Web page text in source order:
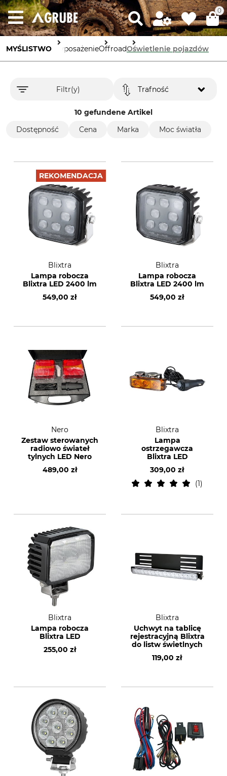
0
MYŚLISTWO WyposażenieOffroadOświetlenie pojazdów
Filtr(y)
10 gefundene Artikel
Trafność
Dostępność Cena Marka Moc światła
REKOMENDACJA
Blixtra
Lampa robocza
Blixtra LED 2400 lm
549,00 zł
Blixtra
Lampa robocza
Blixtra LED 2400 lm
549,00 zł
Nero
Zestaw sterowanych
radiowo świateł
tylnych LED Nero
489,00 zł
Blixtra
Lampa
ostrzegawcza
Blixtra LED
309,00 zł
1
Blixtra
Lampa robocza
Blixtra LED
255,00 zł
Blixtra
Uchwyt na tablicę
rejestracyjną Blixtra
do listw świetlnych
119,00 zł